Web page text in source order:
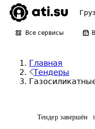
Все сервисы
Главная
Тендеры
Тендер завершён